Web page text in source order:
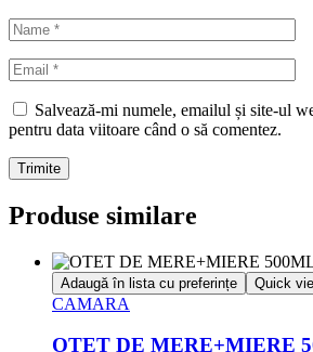
Salvează-mi numele, emailul și site-ul
pentru data viitoare când o să comentez.
Produse similare
Adaugă în lista cu preferințe Quick
CAMARA
OTET DE MERE+MIERE